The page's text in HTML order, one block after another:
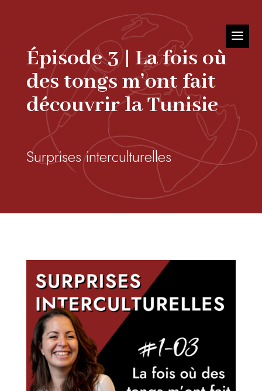
Épisode 3 | La fois où
des tongs m’ont fait
découvrir la Tunisie
Surprises interculturelles